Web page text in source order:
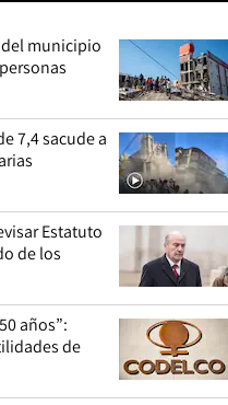
municipio
7,4 sacude a
Estatuto
de los
años”:
de